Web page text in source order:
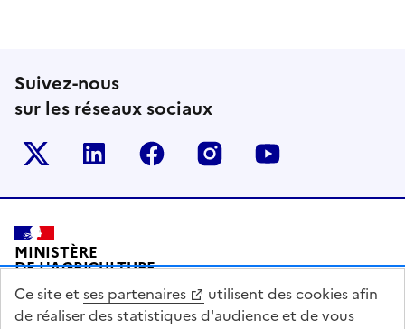
Suivez-nous
sur les réseaux sociaux
Le ministère sur Twitter
Le ministère sur LinkedIn
Le ministère sur Facebook
Le ministère sur
Pied de page
MINISTÈRE
DE L'AGRICULTURE
DE L'AGRO-ALIMENTAIRE
ET DE LA SOUVERAINETÉ
ALIMENTAIRE
Ce site et ses partenaires
utilisent des cookies afin
de réaliser des statistiques d'audience et de vous